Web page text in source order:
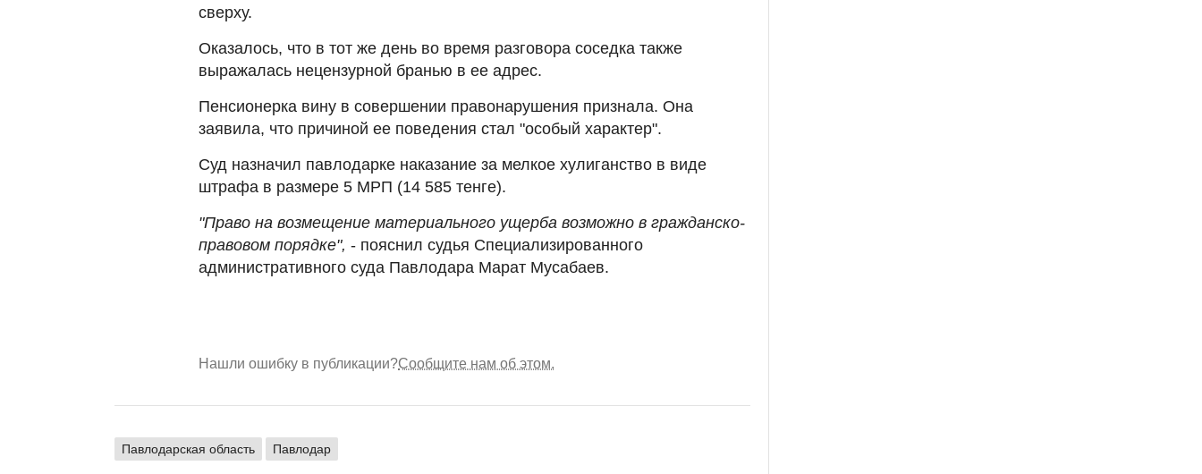
сверху.
Оказалось, что в тот же день во время разговора соседка также
выражалась нецензурной бранью в ее адрес.
Пенсионерка вину в совершении правонарушения признала. Она
заявила, что причиной ее поведения стал "особый характер".
Суд назначил павлодарке наказание за мелкое хулиганство в виде
штрафа в размере 5 МРП (14 585 тенге).
"Право на возмещение материального ущерба возможно в гражданско-
правовом порядке", - пояснил судья Специализированного
административного суда Павлодара Марат Мусабаев.
Нашли ошибку в публикации?Сообщите нам об этом.
Павлодарская область Павлодар